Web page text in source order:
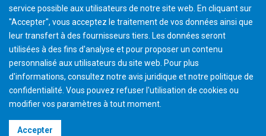
Terms & Conditions
service possible aux utilisateurs de notre site web. En cliquant sur
"Accepter", vous acceptez le traitement de vos données ainsi que
leur transfert à des fournisseurs tiers. Les données seront
utilisées à des fins d'analyse et pour proposer un contenu
personnalisé aux utilisateurs du site web. Pour plus
d'informations, consultez notre avis juridique et notre politique de
confidentialité. Vous pouvez refuser l'utilisation de cookies ou
modifier vos paramètres à tout moment
Accepter